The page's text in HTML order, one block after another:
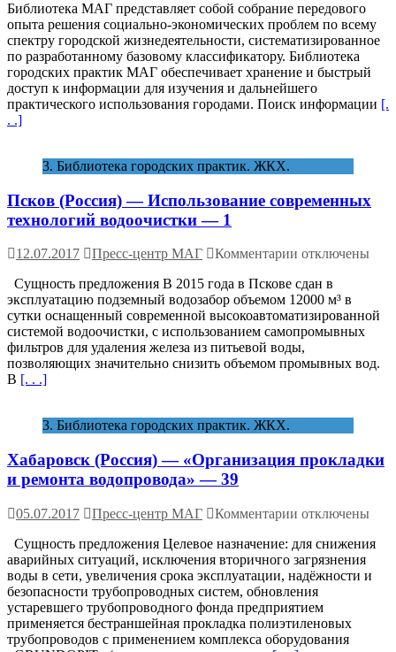
Библиотека
городских
практик
МАГ
Библиотека МАГ представляет собой собрание передового
опыта решения социально-экономических проблем по всему
спектру городской жизнедеятельности, систематизированное
по разработанному базовому классификатору. Библиотека
городских практик МАГ обеспечивает хранение и быстрый
доступ к информации для изучения и дальнейшего
практического использования городами. Поиск информации [.
. .]
3. Библиотека городских практик. ЖКХ.
Псков (Россия) — Использование современных
технологий водоочистки — 1
12.07.2017 Пресс-центр МАГ Комментарии к
Псков (Россия)
—
Использование
современных
технологий
водоочистки
отключены
Сущность предложения В 2015 года в Пскове сдан в
эксплуатацию подземный водозабор объемом 12000 м³ в
сутки оснащенный современной высокоавтоматизированной
системой водоочистки, с использованием самопромывных
фильтров для удаления железа из питьевой воды,
позволяющих значительно снизить объемом промывных вод.
В [. . .]
3. Библиотека городских практик. ЖКХ.
Хабаровск (Россия) — «Организация прокладки
и ремонта водопровода» — 39
05.07.2017 Пресс-центр МАГ Комментарии к
Хабаровск
(Россия)
—
«Организация
прокладки
и
ремонта
отключены
Сущность предложения Целевое назначение: для снижения
аварийных ситуаций, исключения вторичного загрязнения
воды в сети, увеличения срока эксплуатации, надёжности и
безопасности трубопроводных систем, обновления
устаревшего трубопроводного фонда предприятием
применяется бестраншейная прокладка полиэтиленовых
трубопроводов с применением комплекса оборудования